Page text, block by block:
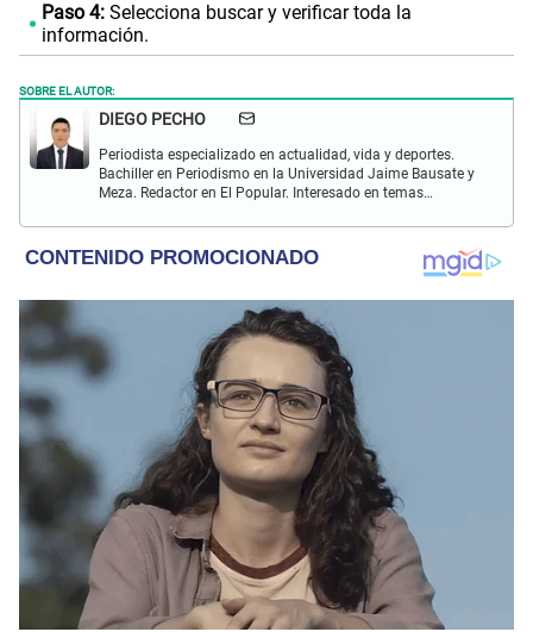
Paso 4:Selecciona buscar y verificar toda la
información.
SOBRE EL AUTOR:
DIEGO PECHO
Periodista especializado en actualidad, vida y deportes.
Bachiller en Periodismo en la Universidad Jaime Bausate y
Meza. Redactor en El Popular. Interesado en temas
internacional, trucos caseros y educación.